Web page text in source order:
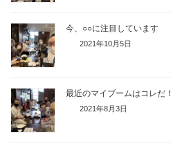
今、○○に注目しています
2021年10月5日
最近のマイブームはコレだ！
2021年8月3日